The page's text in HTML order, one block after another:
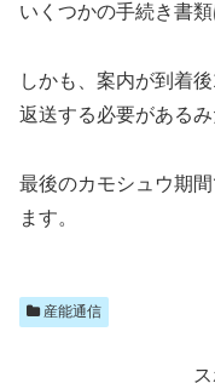
いくつかの手続き書
しかも、案内が到着
返送する必要があるみ
最後のカモシュウ期
ます。
産能通信